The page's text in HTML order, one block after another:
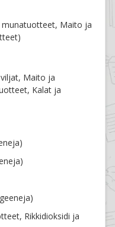
munatuotteet, Maito ja
Maito ja
Kalat ja
Rikkidioksidi ja